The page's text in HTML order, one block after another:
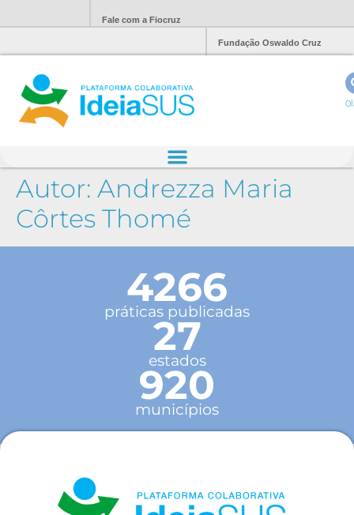
Fale com a Fiocruz
Fundação Oswaldo Cruz
Autor: Andrezza Maria
Côrtes Thomé
4266
práticas publicadas
27
estados
920
municípios